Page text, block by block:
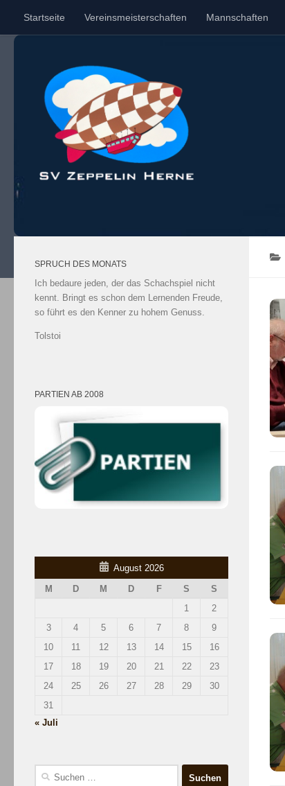
Unter dem Inhalt
Startseite Vereinsmeisterschaften Mannschaften
SPRUCH DES MONATS
Ich bedaure jeden, der das Schachspiel nicht
kennt. Bringt es schon dem Lernenden Freude,
so führt es den Kenner zu hohem Genuss.
Tolstoi
PARTIEN AB 2008
August 2026
M
D M D F S
S
1
2
3
4 5 6 7 8
9
10
11 12 13 14 15
16
17
18 19 20 21 22
23
24
25 26 27 28 29
30
31
« Juli
Suchen